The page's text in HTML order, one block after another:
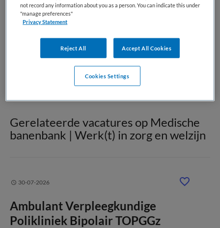
bij Bender is niet meer actueel. Hieronder staan enkele
vergelijkbare vacatures die voor u wellicht interessant zijn.
Gerelateerde vacatures op Medische
banenbank | Werk(t) in zorg en welzijn
30-07-2026
Ambulant Verpleegkundige
Polikliniek Bipolair TOPGGz
not record any information about you as a person. You can indicate this under
"manage preferences"
Privacy Statement
Reject All Accept All Cookies
Cookies Settings